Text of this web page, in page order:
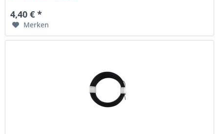
4,40 € *
Merken